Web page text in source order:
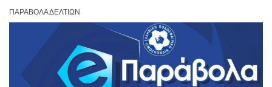
ΠΑΡΆΒΟΛΑ ΔΕΛΤΊΩΝ